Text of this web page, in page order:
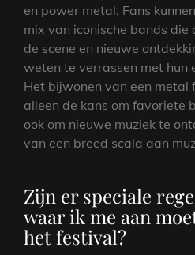
en power metal. Fans
mix van iconische bands die
de scene en nieuwe
weten te verrassen met hun
Het bijwonen van een
alleen de kans om favoriete
ook om nieuwe muziek te
van een breed scala aan
Zijn er speciale
waar ik me aan
het festival?